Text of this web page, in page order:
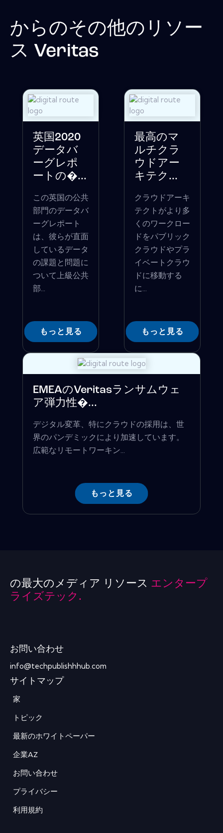
からのその他のリソー
ス Veritas
英国2020
データバ
ーグレポ
ートの�...
この英国の公共
部門のデータバ
ーグレポート
は、彼らが直面
しているデータ
の課題と問題に
ついて上級公共
部...
もっと見る
最高のマ
ルチクラ
ウドアー
キテク...
クラウドアーキ
テクトがより多
くのワークロー
ドをパブリック
クラウドやプラ
イベートクラウ
ドに移動する
に...
もっと見る
EMEAのVeritasランサムウェ
ア弾力性�...
デジタル変革、特にクラウドの採用は、世
界のパンデミックにより加速しています。
広範なリモートワーキン...
もっと見る
の最大のメディア リソース エンタープ
ライズテック.
お問い合わせ
info@techpublishhhub.com
サイトマップ
家
トピック
最新のホワイトペーパー
企業AZ
お問い合わせ
プライバシー
利用規約